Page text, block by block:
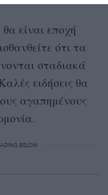
είναι εποχή
ότι τα
σταδιακά
ειδήσεις θα
αγαπημένους
BELOW